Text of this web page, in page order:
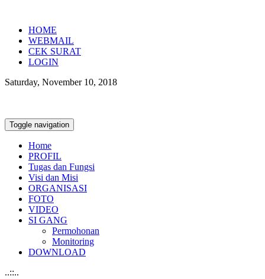
HOME
WEBMAIL
CEK SURAT
LOGIN
Saturday, November 10, 2018
Toggle navigation
Home
PROFIL
Tugas dan Fungsi
Visi dan Misi
ORGANISASI
FOTO
VIDEO
SI GANG
Permohonan
Monitoring
DOWNLOAD
..::..